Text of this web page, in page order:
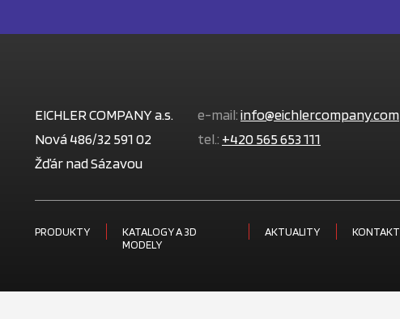
EICHLER COMPANY a.s.
Nová 486/32 591 02
Žďár nad Sázavou
e-mail:info@eichlercompany.com
tel.: +420 565 653 111
PRODUKTY
KATALOGY A 3D
MODELY
AKTUALITY KONTAKT